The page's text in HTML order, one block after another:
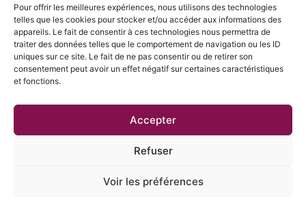
Pour offrir les meilleures expériences, nous utilisons des technologies
telles que les cookies pour stocker et/ou accéder aux informations des
appareils. Le fait de consentir à ces technologies nous permettra de
traiter des données telles que le comportement de navigation ou les ID
uniques sur ce site. Le fait de ne pas consentir ou de retirer son
consentement peut avoir un effet négatif sur certaines caractéristiques
et fonctions.
Accepter
Refuser
Voir les préférences
NOS CLIENTS
Associations
Collectivités / Etat
Organisations internationales & ONG
Mentions légales & Politique de confidentialité